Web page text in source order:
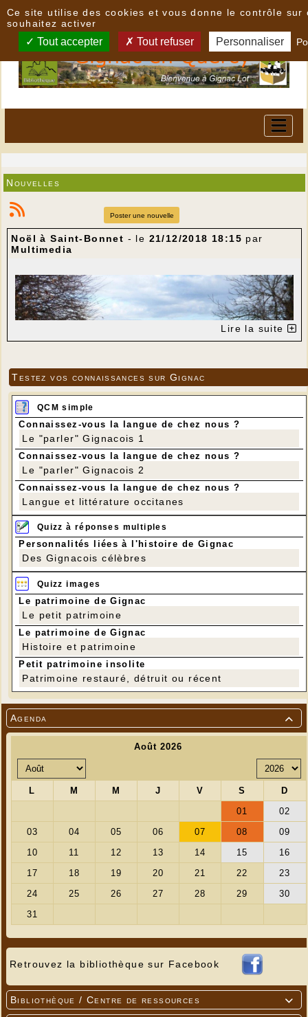

Agenda
Retrouvez la bibliothèque sur Facebook

Bibliothèque / Centre de ressources
Nouvelles
Poster une nouvelle
Noël à Saint-Bonnet - le 21/12/2018 18:15 par
Multimedia
---
Lire la suite
Testez vos connaissances sur Gignac
QCM simple
Connaissez-vous la langue de chez nous ?
Le "parler" Gignacois 1
Connaissez-vous la langue de chez nous ?
Le "parler" Gignacois 2
Connaissez-vous la langue de chez nous ?
Langue et littérature occitanes
Quizz à réponses multiples
Personnalités liées à l'histoire de Gignac
Des Gignacois célèbres
Quizz images
Le patrimoine de Gignac
Le petit patrimoine
Le patrimoine de Gignac
Histoire et patrimoine
Petit patrimoine insolite
Patrimoine restauré, détruit ou récent
Ce site utilise des cookies et vous donne le contrôle sur
souhaitez activer
Tout accepter Tout refuser Personnaliser